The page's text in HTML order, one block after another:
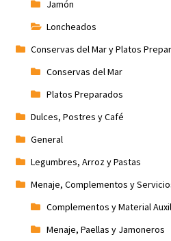
Jamón
Loncheados
Conservas del Mar y Platos
Conservas del Mar
Platos Preparados
Dulces, Postres y Café
General
Legumbres, Arroz y Pastas
Menaje, Complementos y
Complementos y Material
Menaje, Paellas y Jamoneros